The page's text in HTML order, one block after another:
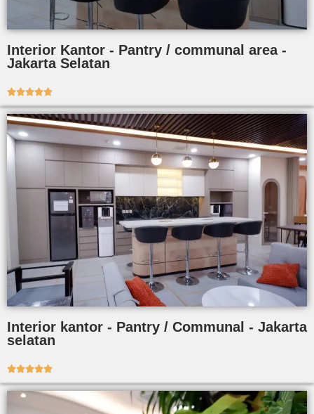
Interior Kantor - Pantry / communal area -
Jakarta Selatan

Interior kantor - Pantry / Communal - Jakarta
selatan
